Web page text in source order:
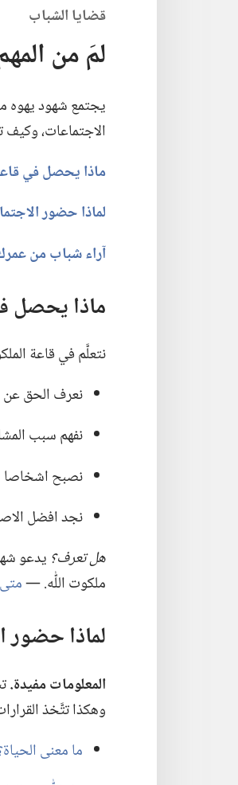
قضايا الشباب
لمَ من
يجتمع شهود يهوه
الاجتماعات،‏ وكيف
ماذا يحصل في
لماذا حضور
آراء شباب من
ماذا يحصل
نتعلَّم في قاعة
نعرف الحق عن
نفهم سبب
نصبح
نجد افضل
هل تعرف؟‏ يدعو
ملكوت اللّٰه.‏ —‏متى ٦:‏٩،‏ ١٠؛‏
لماذا حضور
المعلومات مفيدة.‏
وهكذا تتَّخذ
ما معنى